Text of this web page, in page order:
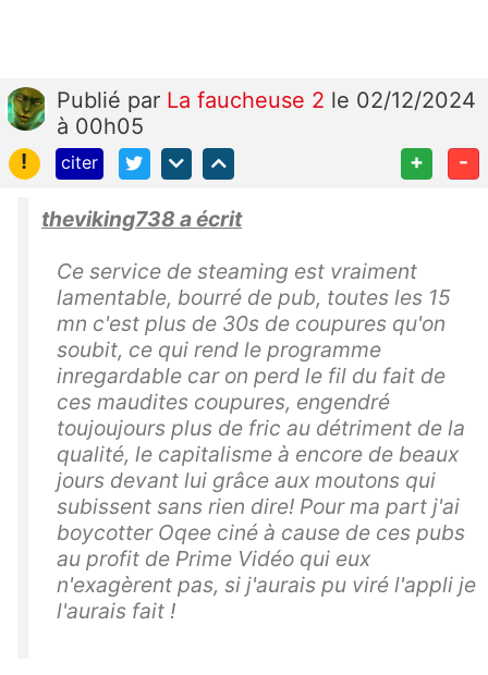
Publié par La faucheuse 2 le 02/12/2024
à 00h05
!
citer + -
theviking738 a écrit
Ce service de steaming est vraiment
lamentable, bourré de pub, toutes les 15
mn c'est plus de 30s de coupures qu'on
soubit, ce qui rend le programme
inregardable car on perd le fil du fait de
ces maudites coupures, engendré
toujoujours plus de fric au détriment de la
qualité, le capitalisme à encore de beaux
jours devant lui grâce aux moutons qui
subissent sans rien dire! Pour ma part j'ai
boycotter Oqee ciné à cause de ces pubs
au profit de Prime Vidéo qui eux
n'exagèrent pas, si j'aurais pu viré l'appli je
l'aurais fait !